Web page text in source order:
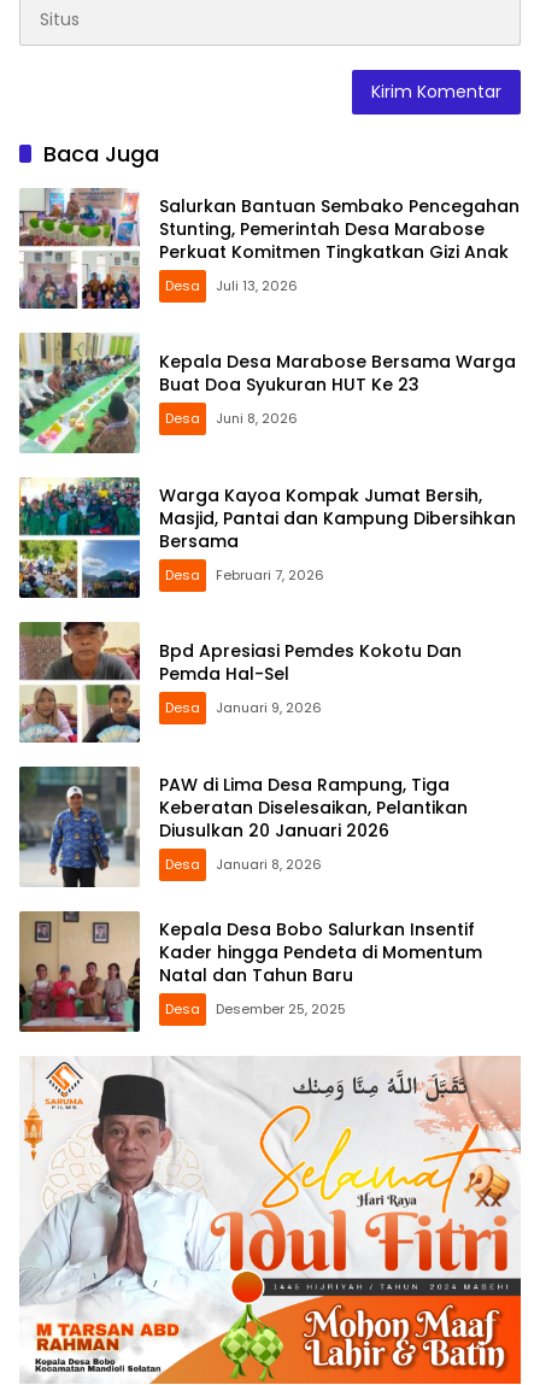
Baca Juga
Salurkan Bantuan Sembako Pencegahan
Stunting, Pemerintah Desa Marabose
Perkuat Komitmen Tingkatkan Gizi Anak
Desa Juli 13, 2026
Kepala Desa Marabose Bersama Warga
Buat Doa Syukuran HUT Ke 23
Desa Juni 8, 2026
Warga Kayoa Kompak Jumat Bersih,
Masjid, Pantai dan Kampung Dibersihkan
Bersama
Desa Februari 7, 2026
Bpd Apresiasi Pemdes Kokotu Dan
Pemda Hal-Sel
Desa Januari 9, 2026
PAW di Lima Desa Rampung, Tiga
Keberatan Diselesaikan, Pelantikan
Diusulkan 20 Januari 2026
Desa Januari 8, 2026
Kepala Desa Bobo Salurkan Insentif
Kader hingga Pendeta di Momentum
Natal dan Tahun Baru
Desa Desember 25, 2025